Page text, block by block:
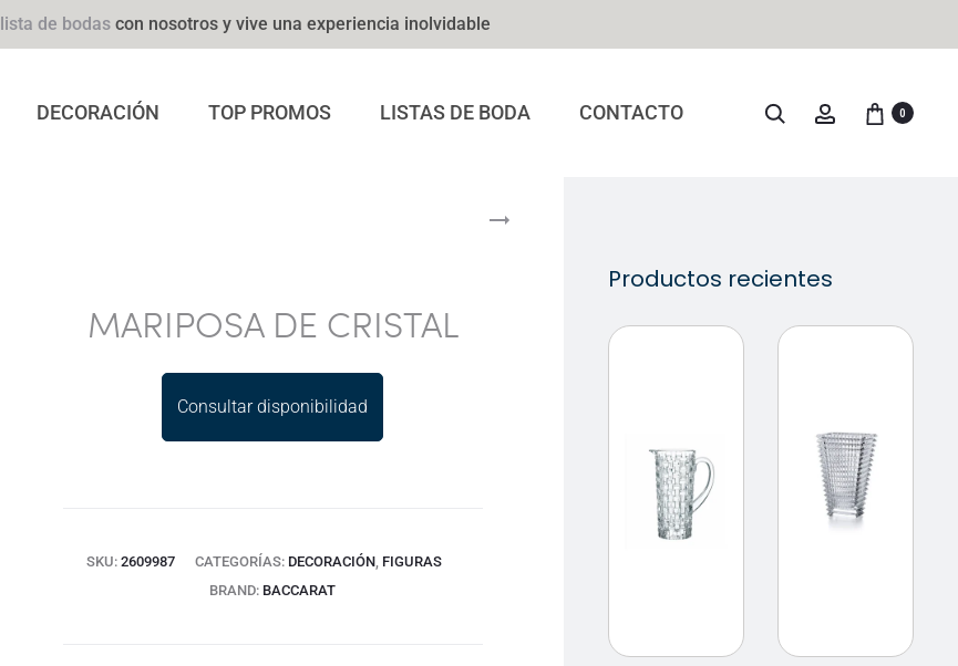
lista de bodascon nosotros y vive una experiencia inolvidable
DECORACIÓN TOP PROMOS LISTAS DE BODA CONTACTO 0
MARIPOSA DE CRISTAL
Consultar disponibilidad
SKU:2609987 CATEGORÍAS: DECORACIÓN, FIGURAS
BRAND: BACCARAT
Productos recientes